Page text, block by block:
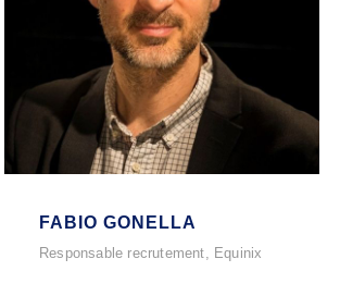
FABIO GONELLA
Responsable recrutement, Equinix